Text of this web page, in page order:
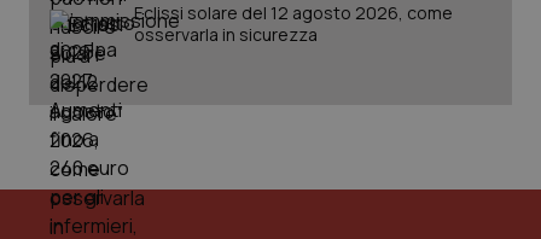
Eclissi solare del 12 agosto 2026, come
osservarla in sicurezza